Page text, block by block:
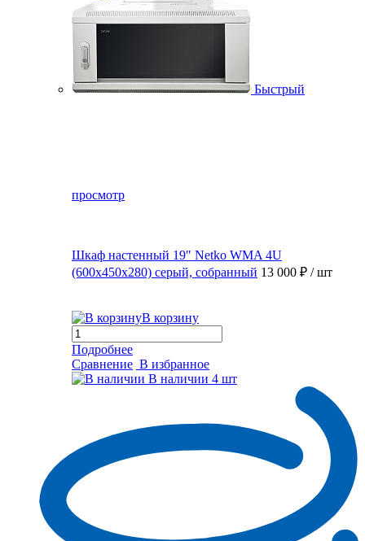
Быстрый
просмотр
Шкаф настенный 19″ Netko WMA 4U
(600x450x280) серый, собранный 13 000 ₽ / шт
В корзину
Подробнее
Сравнение В избранное
В наличии 4 шт